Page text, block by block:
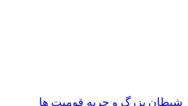
شیطان بزرگ و حربه قومیت ها